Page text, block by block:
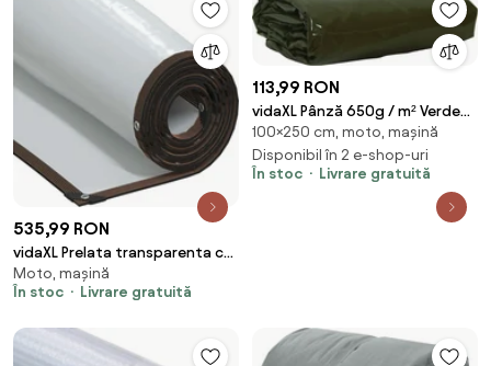
535,99 RON
vidaXL Prelata transparenta cu
ochiuri 6x12 m polietilena
Moto, mașină
În stoc
Livrare gratuită
113,99 RON
vidaXL Pânză 650g / m² Verde
măsliniu 1 x 2,5 m Pânză cu
acoperire PVC
100×250 cm, moto, mașină
Disponibil în 2 e-shop-uri
În stoc
Livrare gratuită